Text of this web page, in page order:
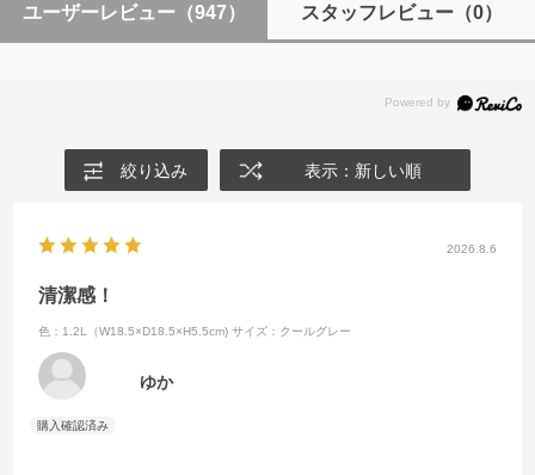
ユーザーレビュー （947） スタッフレビュー（0）
絞り込み 表示：新しい順
2026.8.6
清潔感！
色：1.2L（W18.5×D18.5×H5.5cm) サイズ：クールグレー
ゆか